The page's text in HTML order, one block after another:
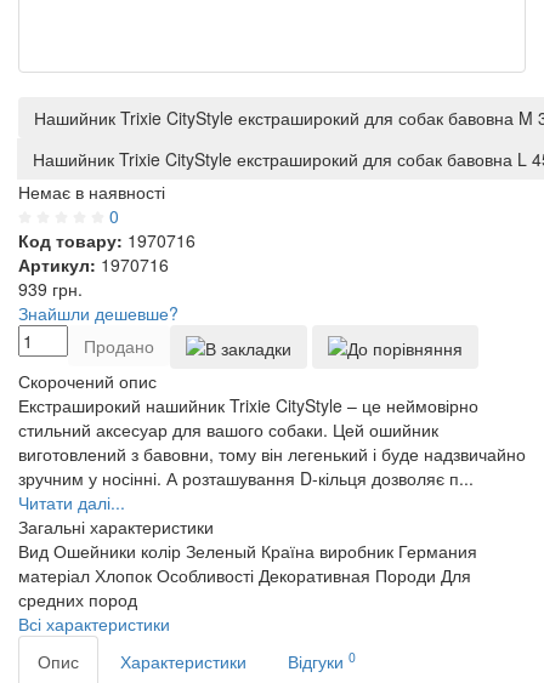
Нашийник Trixie CityStyle екстраширокий для собак бавовна M
Нашийник Trixie CityStyle екстраширокий для собак бавовна L
Немає в наявності
0
Код товару: 1970716
Артикул: 1970716
939 грн.
Знайшли дешевше?
Продано
Скорочений опис
Екстраширокий нашийник Trixie CityStyle – це неймовірно
стильний аксесуар для вашого собаки. Цей ошийник
виготовлений з бавовни, тому він легенький і буде надзвичайно
зручним у носінні. А розташування D-кільця дозволяє п...
Читати далі...
Загальні характеристики
Вид Ошейники колір Зеленый Країна виробник Германия
матеріал Хлопок Особливості Декоративная Породи Для
средних пород
Всі характеристики
Опис
Характеристики Відгуки 0